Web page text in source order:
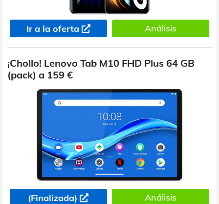
Ir a la oferta Análisis
¡Chollo! Lenovo Tab M10 FHD Plus 64 GB
(pack) a 159 €
(Finalizada) Análisis